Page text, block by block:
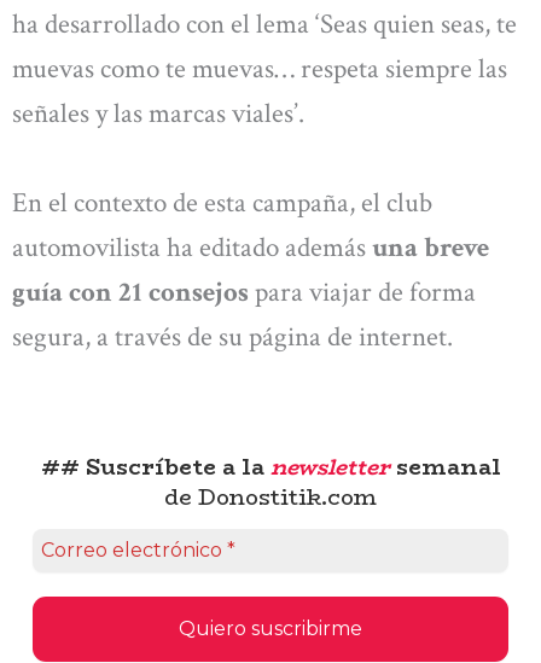
ha desarrollado con el lema ‘Seas quien seas, te
muevas como te muevas… respeta siempre las
señales y las marcas viales’.
En el contexto de esta campaña, el club
automovilista ha editado ademásuna breve
guía con 21 consejos para viajar de forma
segura, a través de su página de internet.
## Suscríbete a lanewslettersemanal
de Donostitik.com